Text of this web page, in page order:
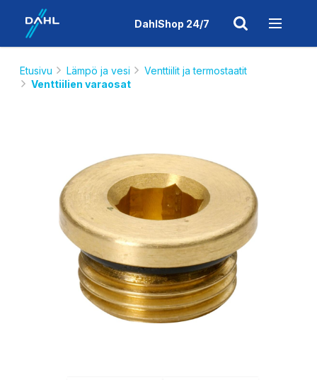
DahlShop 24/7
Etusivu Lämpö ja vesi
Venttiilit ja termostaatit
Venttiilien varaosat